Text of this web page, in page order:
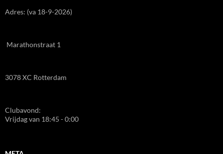
Adres: (va 18-9-2026)
Marathonstraat 1
3078 XC Rotterdam
Clubavond:
Vrijdag van 18:45 - 0:00